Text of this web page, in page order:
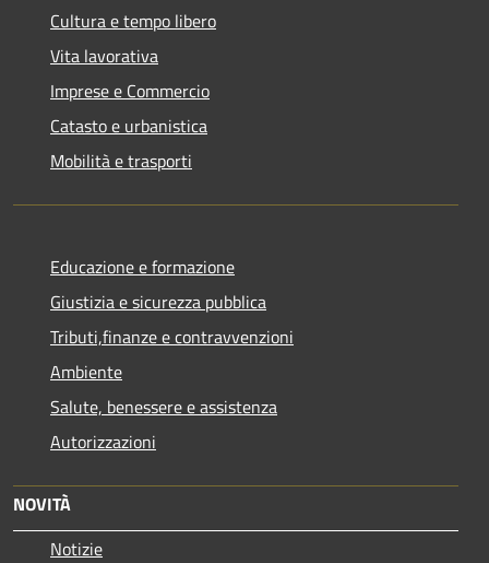
Cultura e tempo libero
Vita lavorativa
Imprese e Commercio
Catasto e urbanistica
Mobilità e trasporti
Educazione e formazione
Giustizia e sicurezza pubblica
Tributi,finanze e contravvenzioni
Ambiente
Salute, benessere e assistenza
Autorizzazioni
NOVITÀ
Notizie